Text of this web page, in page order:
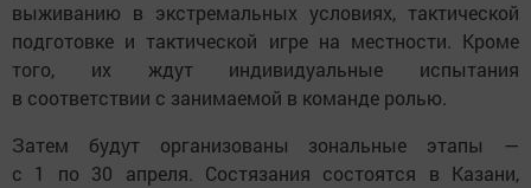
выживанию в экстремальных условиях, тактической
подготовке и тактической игре на местности. Кроме
того, их ждут индивидуальные испытания
в соответствии с занимаемой в команде ролью.
Затем будут организованы зональные этапы —
с 1 по 30 апреля. Состязания состоятся в Казани,